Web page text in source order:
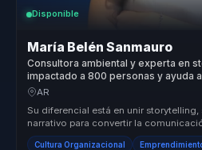
Disponible
María Belén Sanmauro
Consultora ambiental y experta en
impactado a 800 personas y ayuda
mejores decisiones.
AR
Su diferencial está en unir
narrativo para convertir la
camb...
Cultura Organizacional